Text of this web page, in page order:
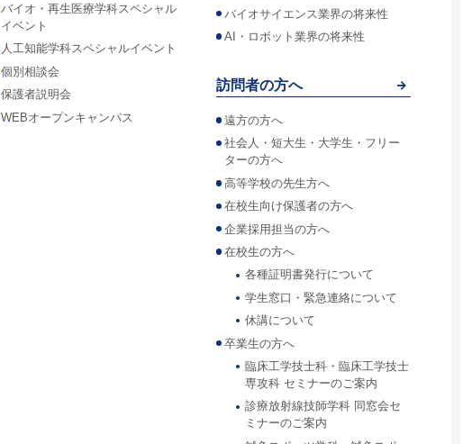
バイオ・再生医療学科スペシャル
イベント
人工知能学科スペシャルイベント
個別相談会
保護者説明会
WEBオープンキャンパス
バイオサイエンス業界の将来性
AI・ロボット業界の将来性
訪問者の方へ
遠方の方へ
社会人・短大生・大学生・フリー
ターの方へ
高等学校の先生方へ
在校生向け保護者の方へ
企業採用担当の方へ
在校生の方へ
各種証明書発行について
学生窓口・緊急連絡について
休講について
卒業生の方へ
臨床工学技士科・臨床工学技士
専攻科 セミナーのご案内
診療放射線技師学科 同窓会セ
ミナーのご案内